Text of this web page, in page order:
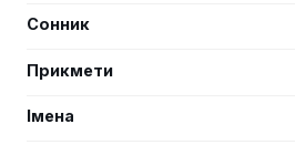
Сонник
Прикмети
Імена